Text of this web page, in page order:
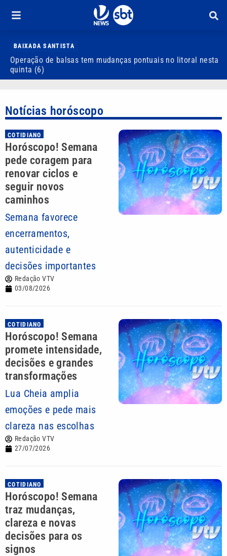
BAIXADA SANTISTA
Operação de balsas tem mudanças pontuais no litoral nesta
quinta (6)
Notícias horóscopo
COTIDIANO
Horóscopo! Semana
pede coragem para
renovar ciclos e
seguir novos
caminhos
Semana favorece
encerramentos,
autenticidade e
decisões importantes
Redação VTV
03/08/2026
COTIDIANO
Horóscopo! Semana
promete intensidade,
decisões e grandes
transformações
Lua Cheia amplia
emoções e pede mais
clareza nas escolhas
Redação VTV
27/07/2026
COTIDIANO
Horóscopo! Semana
traz mudanças,
clareza e novas
decisões para os
signos